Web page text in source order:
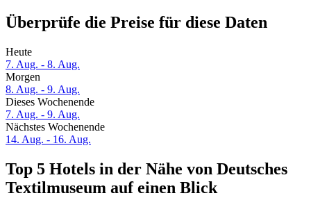
Überprüfe die Preise für diese Daten
Heute
7. Aug. - 8. Aug.
Morgen
8. Aug. - 9. Aug.
Dieses Wochenende
7. Aug. - 9. Aug.
Nächstes Wochenende
14. Aug. - 16. Aug.
Top 5 Hotels in der Nähe von Deutsches
Textilmuseum auf einen Blick